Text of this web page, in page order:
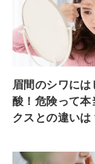
眉間のシワには
酸！危険って本
クスとの違いは